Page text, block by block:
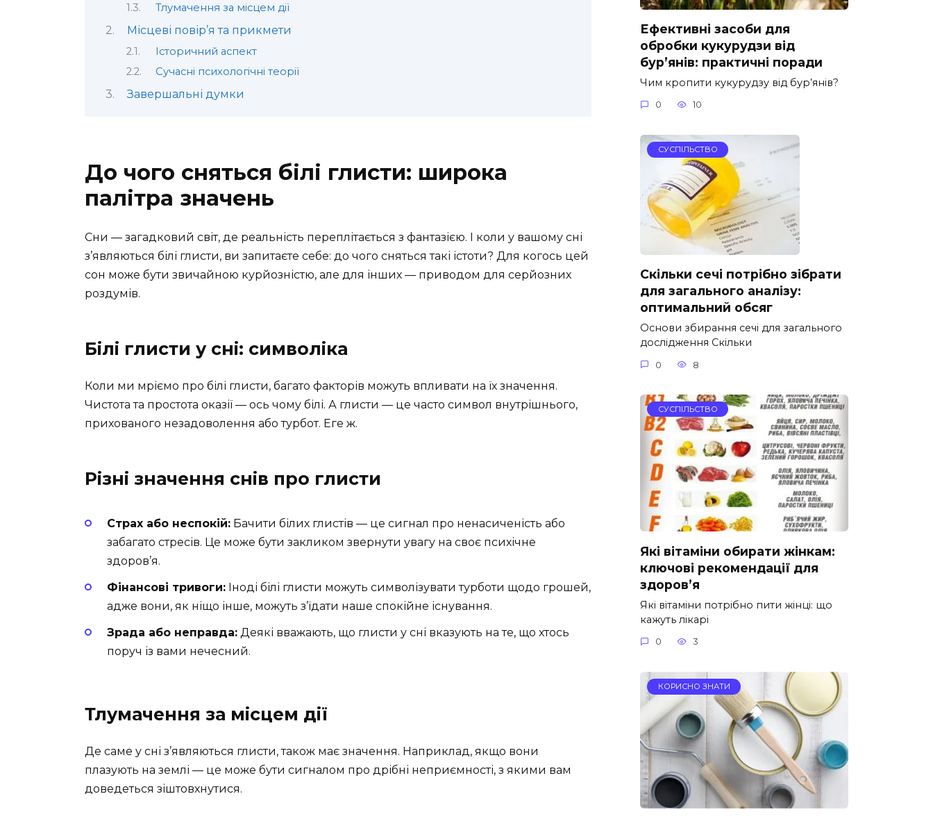
Тлумачення за місцем дії
Місцеві повір’я та прикмети
Історичний аспект
Сучасні психологічні теорії
Завершальні думки
До чого сняться білі глисти: широка
палітра значень
Сни — загадковий світ, де реальність переплітається з фантазією. І коли у вашому сні
з’являються білі глисти, ви запитаєте себе: до чого сняться такі істоти? Для когось цей
сон може бути звичайною курйозністю, але для інших — приводом для серйозних
роздумів.
Білі глисти у сні: символіка
Коли ми мріємо про білі глисти, багато факторів можуть впливати на їх значення.
Чистота та простота оказії — ось чому білі. А глисти — це часто символ внутрішнього,
прихованого незадоволення або турбот. Еге ж.
Різні значення снів про глисти
Страх або неспокій: Бачити білих глистів — це сигнал про ненасиченість або
забагато стресів. Це може бути закликом звернути увагу на своє психічне
здоров’я.
Фінансові тривоги: Іноді білі глисти можуть символізувати турботи щодо грошей,
адже вони, як ніщо інше, можуть з’їдати наше спокійне існування.
Зрада або неправда: Деякі вважають, що глисти у сні вказують на те, що хтось
поруч із вами нечесний.
Тлумачення за місцем дії
Де саме у сні з’являються глисти, також має значення. Наприклад, якщо вони
плазують на землі — це може бути сигналом про дрібні неприємності, з якими вам
доведеться зіштовхнутися.
Ефективні засоби для
обробки кукурудзи від
бур’янів: практичні поради
Чим кропити кукурудзу від бур’янів?
0 10
СУСПІЛЬСТВО
Скільки сечі потрібно зібрати
для загального аналізу:
оптимальний обсяг
Основи збирання сечі для загального
дослідження Скільки
0 8
СУСПІЛЬСТВО
Які вітаміни обирати жінкам:
ключові рекомендації для
здоров’я
Які вітаміни потрібно пити жінці: що
кажуть лікарі
0 3
КОРИСНО ЗНАТИ